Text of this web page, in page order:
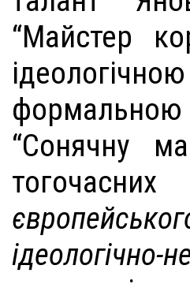
“Майстер
“Сонячну
ідеологічно-